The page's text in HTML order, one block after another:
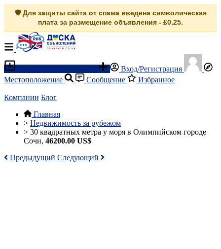
🛡️ Для защиты сайта от спама введена символическая
плата за размещение объявления - £0.25.
Вход/Регистрация
Местоположение
Сообщение Избранное
Компании Блог
Главная
> Недвижимость за рубежом
> 30 квадратных метра у моря в Олимпийском городе
Сочи, 46200.00 US$
Предыдущий Следующий